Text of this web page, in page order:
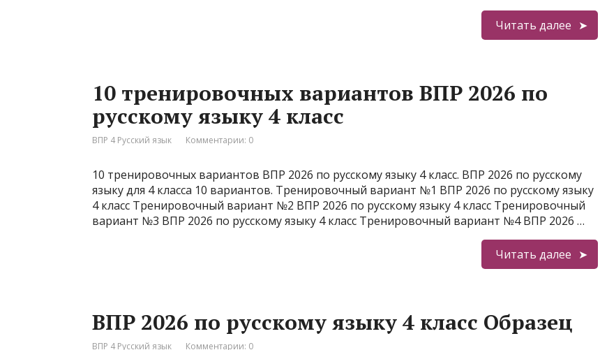
Читать далее
10 тренировочных вариантов ВПР 2026 по
русскому языку 4 класс
ВПР 4 Русский язык Комментарии: 0
10 тренировочных вариантов ВПР 2026 по русскому языку 4 класс. ВПР 2026 по русскому
языку для 4 класса 10 вариантов. Тренировочный вариант №1 ВПР 2026 по русскому языку
4 класс Тренировочный вариант №2 ВПР 2026 по русскому языку 4 класс Тренировочный
вариант №3 ВПР 2026 по русскому языку 4 класс Тренировочный вариант №4 ВПР 2026 …
Читать далее
ВПР 2026 по русскому языку 4 класс Образец
ВПР 4 Русский язык Комментарии: 0